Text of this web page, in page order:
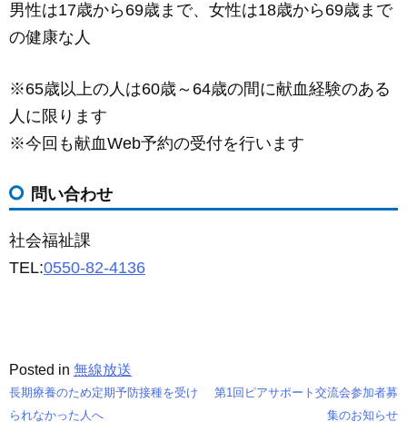
男性は17歳から69歳まで、女性は18歳から69歳まで
の健康な人
※65歳以上の人は60歳～64歳の間に献血経験のある
人に限ります
※今回も献血Web予約の受付を行います
問い合わせ
社会福祉課
TEL:0550-82-4136
Posted in 無線放送
投
長期療養のため定期予防接種を受け
られなかった人へ
第1回ピアサポート交流会参加者募
集のお知らせ